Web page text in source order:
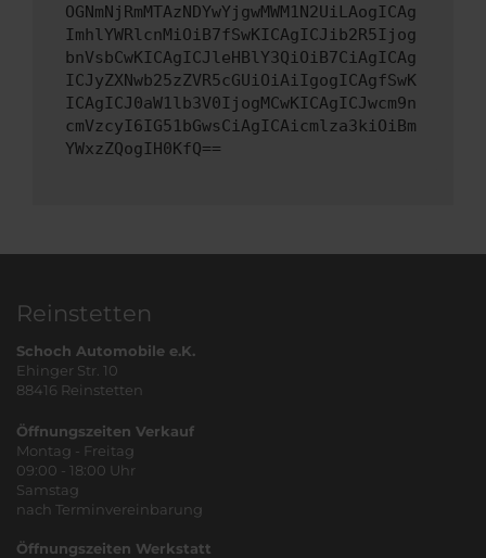
OGNmNjRmMTAzNDYwYjgwMWM1N2UiLAogICAg
ImhlYWRlcnMiOiB7fSwKICAgICJib2R5Ijog
bnVsbCwKICAgICJleHBlY3QiOiB7CiAgICAg
ICJyZXNwb25zZVR5cGUiOiAiIgogICAgfSwK
ICAgICJ0aW1lb3V0IjogMCwKICAgICJwcm9n
cmVzcyI6IG51bGwsCiAgICAicmlza3kiOiBm
YWxzZQogIH0KfQ==
Reinstetten
Schoch Automobile e.K.
Ehinger Str. 10
88416 Reinstetten
Öffnungszeiten Verkauf
Montag - Freitag
09:00 - 18:00 Uhr
Samstag
nach Terminvereinbarung
Öffnungszeiten Werkstatt